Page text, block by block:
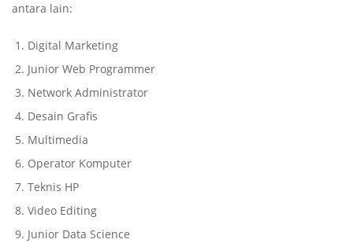
antara lain:
Digital Marketing
Junior Web Programmer
Network Administrator
Desain Grafis
Multimedia
Operator Komputer
Teknis HP
Video Editing
Junior Data Science